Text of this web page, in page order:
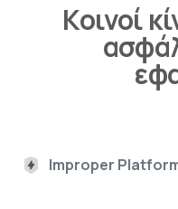
Κοινοί
Improper